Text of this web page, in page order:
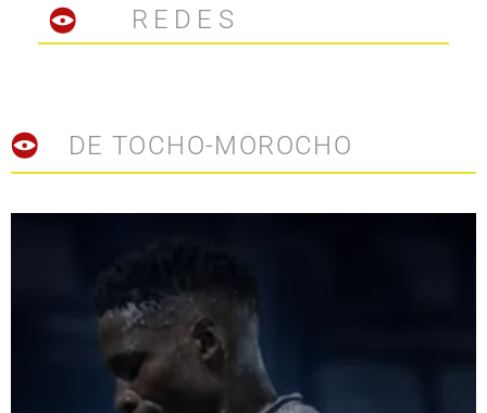
REDES
DE TOCHO-MOROCHO